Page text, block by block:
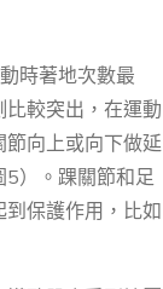
時著地次數最
較突出，在運動
向上或向下做延
）。踝關節和足
保護作用，比如